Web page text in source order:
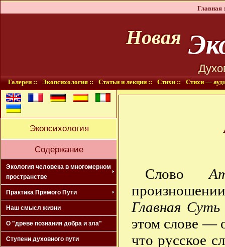
Главная
Новая
Галереи :: Экопсихология :: Статьи и лекции :: Стихи :: Стихи —
Экопсихология
Содержание
Экология человека в многомерном
пространстве
Практика Прямого Пути
Наш смысл жизни
О "древе познания добра и зла"
Ступени духовного пути
Слово
Главная Суть
этом слове —
что русское